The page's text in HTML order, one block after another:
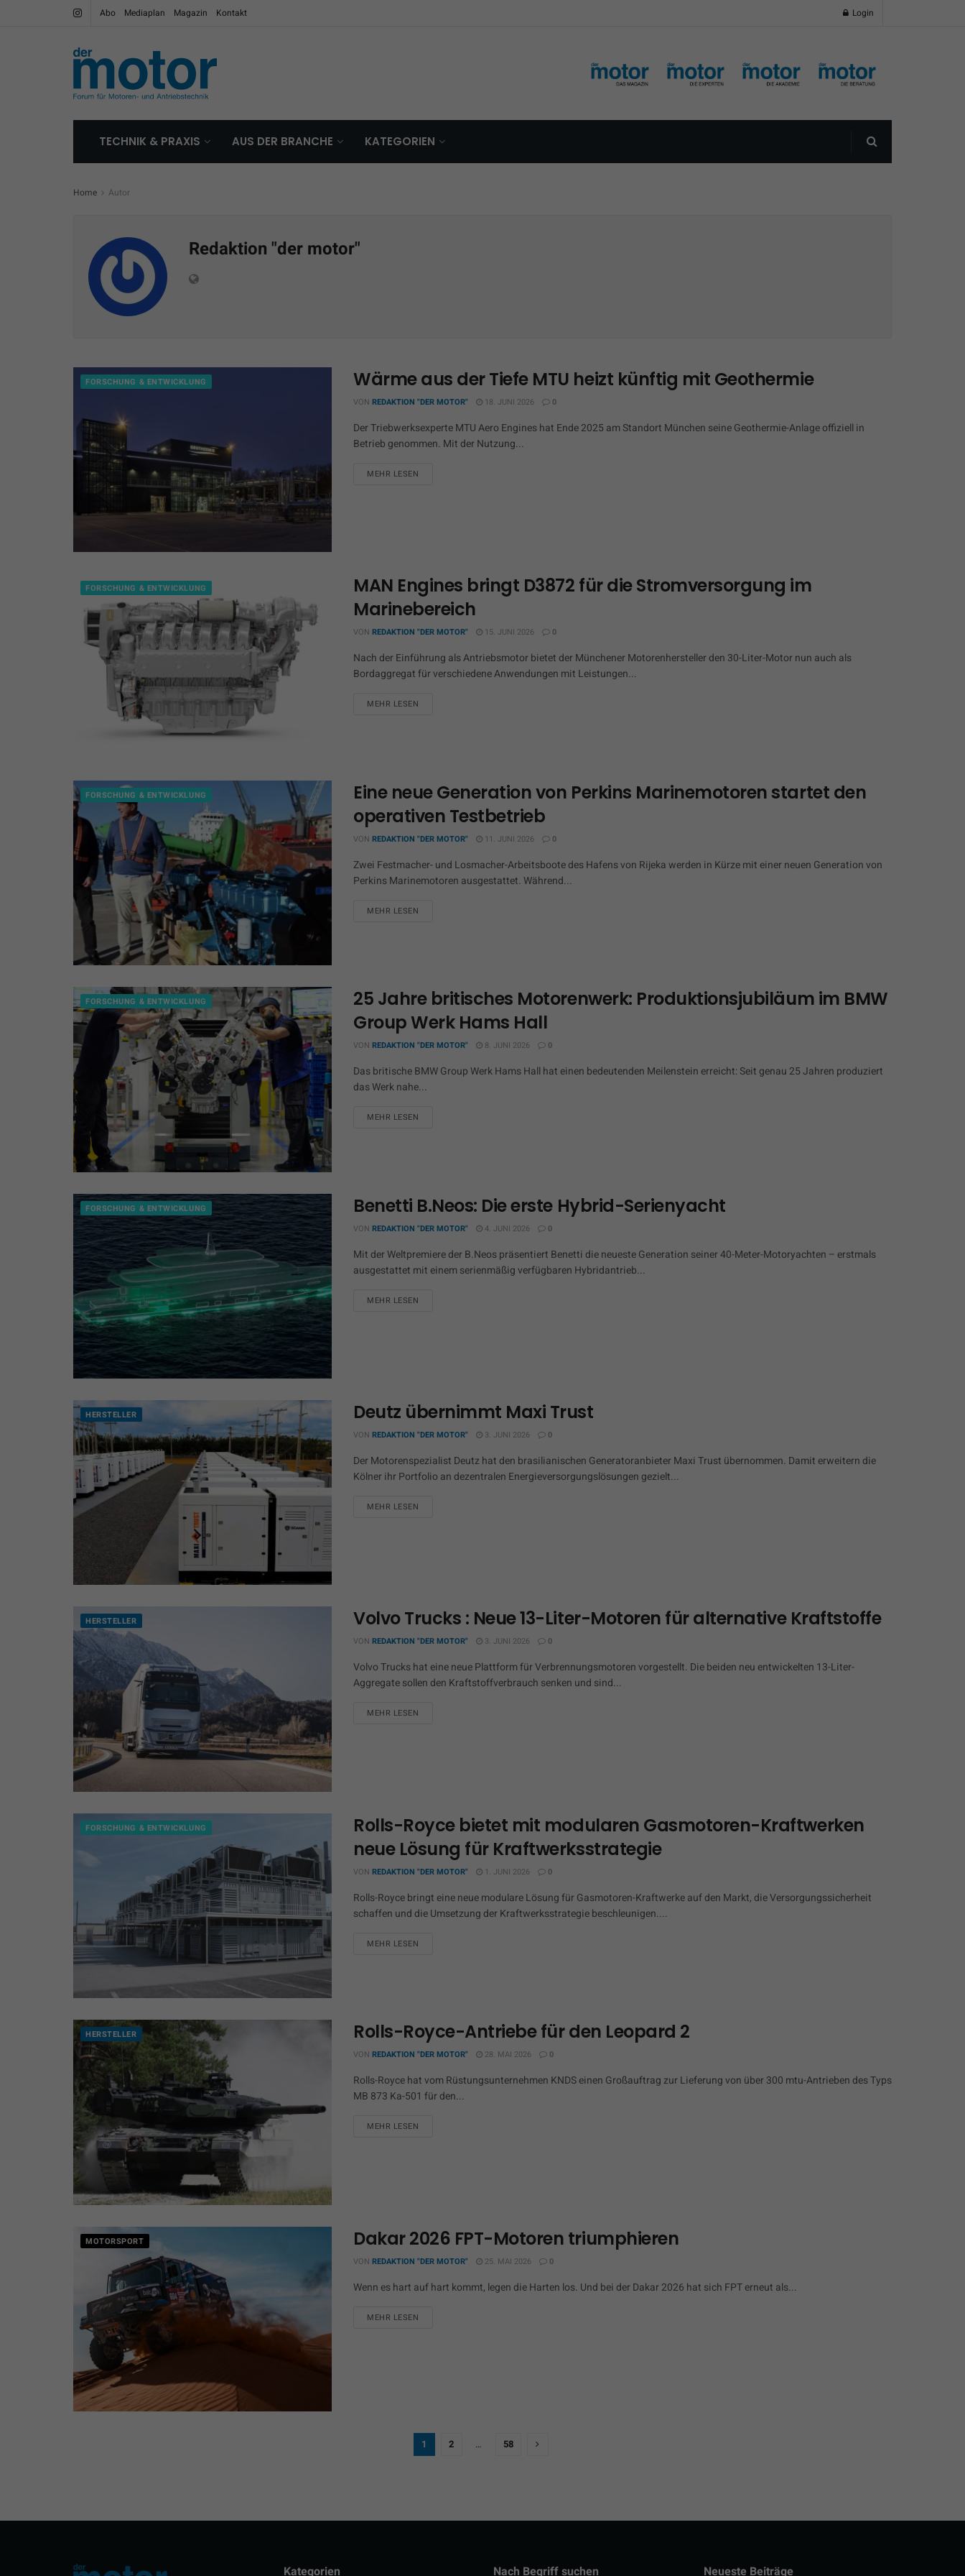
Abo Mediaplan Magazin Kontakt Login
TECHNIK & PRAXIS AUS DER BRANCHE KATEGORIEN
Home Autor
Redaktion "der motor"
FORSCHUNG & ENTWICKLUNG Wärme aus der Tiefe MTU heizt künftig mit Geothermie
VON REDAKTION "DER MOTOR" 18. JUNI 2026 0
Der Triebwerksexperte MTU Aero Engines hat Ende 2025 am Standort München seine Geothermie-Anlage offiziell in
Betrieb genommen. Mit der Nutzung...
MEHR LESEN
FORSCHUNG & ENTWICKLUNG
MAN Engines bringt D3872 für die Stromversorgung im
Marinebereich
VON REDAKTION "DER MOTOR" 15. JUNI 2026 0
Nach der Einführung als Antriebsmotor bietet der Münchener Motorenhersteller den 30-Liter-Motor nun auch als
Bordaggregat für verschiedene Anwendungen mit Leistungen...
MEHR LESEN
FORSCHUNG & ENTWICKLUNG
Eine neue Generation von Perkins Marinemotoren startet den
operativen Testbetrieb
VON REDAKTION "DER MOTOR" 11. JUNI 2026 0
Zwei Festmacher- und Losmacher-Arbeitsboote des Hafens von Rijeka werden in Kürze mit einer neuen Generation von
Perkins Marinemotoren ausgestattet. Während...
MEHR LESEN
FORSCHUNG & ENTWICKLUNG
25 Jahre britisches Motorenwerk: Produktionsjubiläum im BMW
Group Werk Hams Hall
VON REDAKTION "DER MOTOR" 8. JUNI 2026 0
Das britische BMW Group Werk Hams Hall hat einen bedeutenden Meilenstein erreicht: Seit genau 25 Jahren produziert
das Werk nahe...
MEHR LESEN
FORSCHUNG & ENTWICKLUNG Benetti B.Neos: Die erste Hybrid-Serienyacht
VON REDAKTION "DER MOTOR" 4. JUNI 2026 0
Mit der Weltpremiere der B.Neos präsentiert Benetti die neueste Generation seiner 40-Meter-Motoryachten – erstmals
ausgestattet mit einem serienmäßig verfügbaren Hybridantrieb...
MEHR LESEN
HERSTELLER Deutz übernimmt Maxi Trust
VON REDAKTION "DER MOTOR" 3. JUNI 2026 0
Der Motorenspezialist Deutz hat den brasilianischen Generatoranbieter Maxi Trust übernommen. Damit erweitern die
Kölner ihr Portfolio an dezentralen Energieversorgungslösungen gezielt...
MEHR LESEN
HERSTELLER Volvo Trucks : Neue 13-Liter-Motoren für alternative Kraftstoffe
VON REDAKTION "DER MOTOR" 3. JUNI 2026 0
Volvo Trucks hat eine neue Plattform für Verbrennungsmotoren vorgestellt. Die beiden neu entwickelten 13-Liter-
Aggregate sollen den Kraftstoffverbrauch senken und sind...
MEHR LESEN
FORSCHUNG & ENTWICKLUNG
Rolls-Royce bietet mit modularen Gasmotoren-Kraftwerken
neue Lösung für Kraftwerksstrategie
VON REDAKTION "DER MOTOR" 1. JUNI 2026 0
Rolls-Royce bringt eine neue modulare Lösung für Gasmotoren-Kraftwerke auf den Markt, die Versorgungssicherheit
schaffen und die Umsetzung der Kraftwerksstrategie beschleunigen....
MEHR LESEN
HERSTELLER Rolls-Royce-Antriebe für den Leopard 2
VON REDAKTION "DER MOTOR" 28. MAI 2026 0
Rolls-Royce hat vom Rüstungsunternehmen KNDS einen Großauftrag zur Lieferung von über 300 mtu-Antrieben des Typs
MB 873 Ka-501 für den...
MEHR LESEN
MOTORSPORT Dakar 2026 FPT-Motoren triumphieren
VON REDAKTION "DER MOTOR" 25. MAI 2026 0
Wenn es hart auf hart kommt, legen die Harten los. Und bei der Dakar 2026 hat sich FPT erneut als...
MEHR LESEN
1 2 … 58
Kategorien Nach Begriff suchen Neueste Beiträge